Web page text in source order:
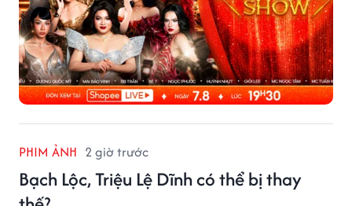
PHIM ẢNH 2 giờ trước
Bạch Lộc, Triệu Lệ Dĩnh có thể bị thay